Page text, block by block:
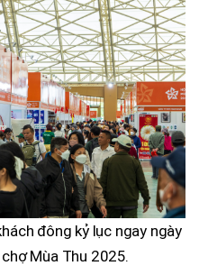
đông kỷ lục ngay ngày
Mùa Thu 2025.